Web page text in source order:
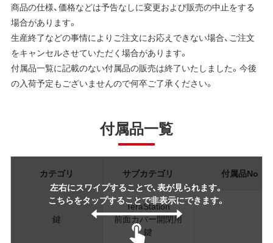
商品の仕様、価格などは予告なしに変更および販売の中止をする
場合があります。
生産終了などの事情によりご注文にお応えできない場合、ご注文
をキャンセルさせていただく場合があります。
付属品一覧に記載のない付属品の販売は終了いたしました。今後
の入荷予定もございませんので何卒ご了承ください。
付属品一覧
左右にスワイプすることで、表が見られます。
こちらをタップすることで非表示にできます。
カテゴリ サブカテゴリ 付属品No
鍵
TeraStation
前面カバー開閉用
鍵